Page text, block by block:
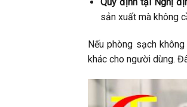
sản xuất mà không
Nếu phòng sạch
khác cho người dùng.